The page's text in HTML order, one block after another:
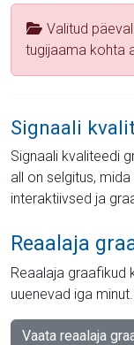
Valitud päeval
tugijaama kohta
Signaali
Signaali kvaliteedi
all on selgitus,
interaktiivsed ja
Reaalaja
Reaalaja graafikud
uuenevad iga minut.
Vaata reaalaja